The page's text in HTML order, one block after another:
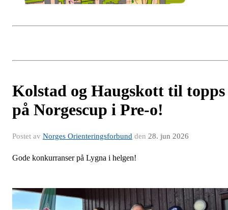
Kolstad og Haugskott til topps
på Norgescup i Pre-o!
Postet av Norges Orienteringsforbund den 28. jun 2026
Gode konkurranser på Lygna i helgen!